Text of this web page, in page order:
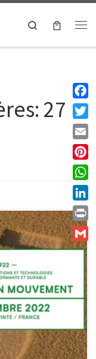
Search
27
: cultibêches,
BC et 2000 BG, […]
Email
Print
Gmail